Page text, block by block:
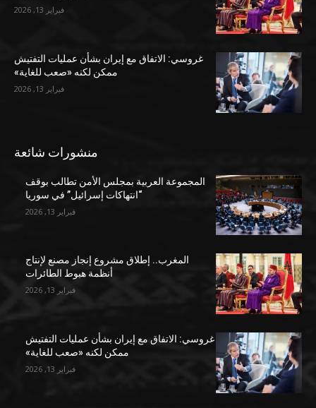
فبراير 13, 2026
غروسي: الاتفاق مع إيران بشأن عمليات التفتيش
ممكن لكنه «صعب للغاية»
فبراير 13, 2026
منشورات شائعة
المجموعة العربية بمجلس الأمن تطالب بوقف
“انتهاكات إسرائيل” في سوريا
فبراير 13, 2026
المغرب.. إطلاق مشروع إنجاز مصنع لإنتاج
أنظمة هبوط الطائرات
فبراير 13, 2026
غروسي: الاتفاق مع إيران بشأن عمليات التفتيش
ممكن لكنه «صعب للغاية»
فبراير 13, 2026